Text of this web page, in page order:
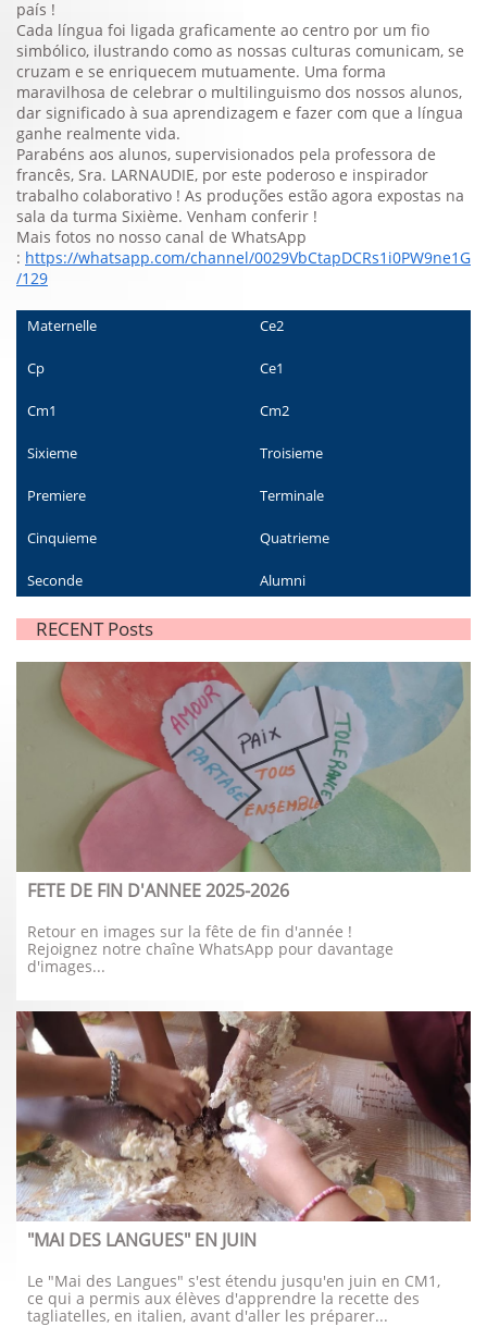
país !
Cada língua foi ligada graficamente ao centro por um fio
simbólico, ilustrando como as nossas culturas comunicam, se
cruzam e se enriquecem mutuamente. Uma forma
maravilhosa de celebrar o multilinguismo dos nossos alunos,
dar significado à sua aprendizagem e fazer com que a língua
ganhe realmente vida.
Parabéns aos alunos, supervisionados pela professora de
francês, Sra. LARNAUDIE, por este poderoso e inspirador
trabalho colaborativo ! As produções estão agora expostas na
sala da turma Sixième. Venham conferir !
Mais fotos no nosso canal de WhatsApp
: https://whatsapp.com/channel/0029VbCtapDCRs1i0PW9ne1G
/129
Maternelle Ce2
Cp Ce1
Cm1 Cm2
Sixieme Troisieme
Premiere Terminale
Cinquieme Quatrieme
Seconde Alumni
RECENT Posts
FETE DE FIN D'ANNEE 2025-2026
Retour en images sur la fête de fin d'année !
Rejoignez notre chaîne WhatsApp pour davantage
d'images...
"MAI DES LANGUES" EN JUIN
Le "Mai des Langues" s'est étendu jusqu'en juin en CM1,
ce qui a permis aux élèves d'apprendre la recette des
tagliatelles, en italien, avant d'aller les préparer...